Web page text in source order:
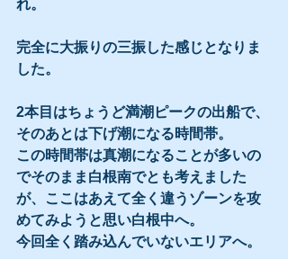
れ。
完全に大振りの三振した感じとなりま
した。
2本目はちょうど満潮ピークの出船で、
そのあとは下げ潮になる時間帯。
この時間帯は真潮になることが多いの
でそのまま白根南でとも考えました
が、ここはあえて全く違うゾーンを攻
めてみようと思い白根中へ。
今回全く踏み込んでいないエリアへ。